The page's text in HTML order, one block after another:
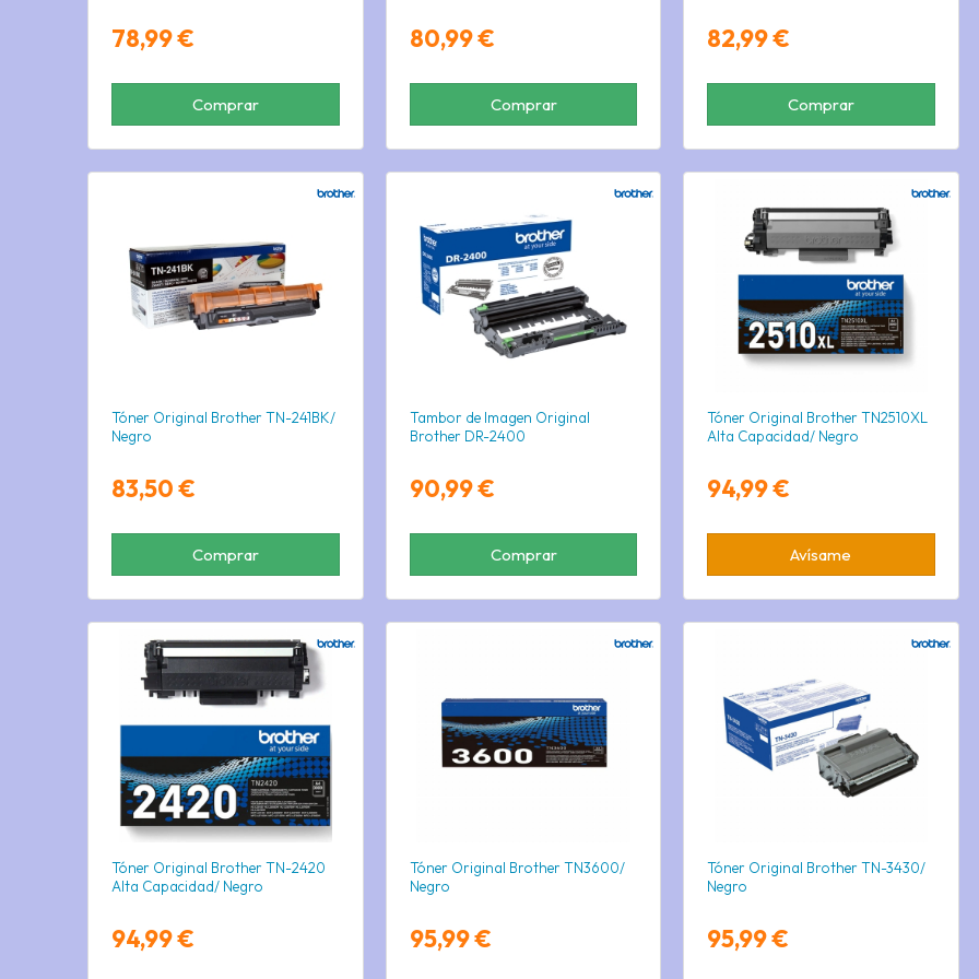
78,99 €
Comprar
80,99 €
Comprar
82,99 €
Comprar
Tóner Original Brother TN-241BK/
Negro
83,50 €
Comprar
Tambor de Imagen Original
Brother DR-2400
90,99 €
Comprar
Tóner Original Brother TN2510XL
Alta Capacidad/ Negro
94,99 €
Avísame
Tóner Original Brother TN-2420
Alta Capacidad/ Negro
94,99 €
Tóner Original Brother TN3600/
Negro
95,99 €
Tóner Original Brother TN-3430/
Negro
95,99 €